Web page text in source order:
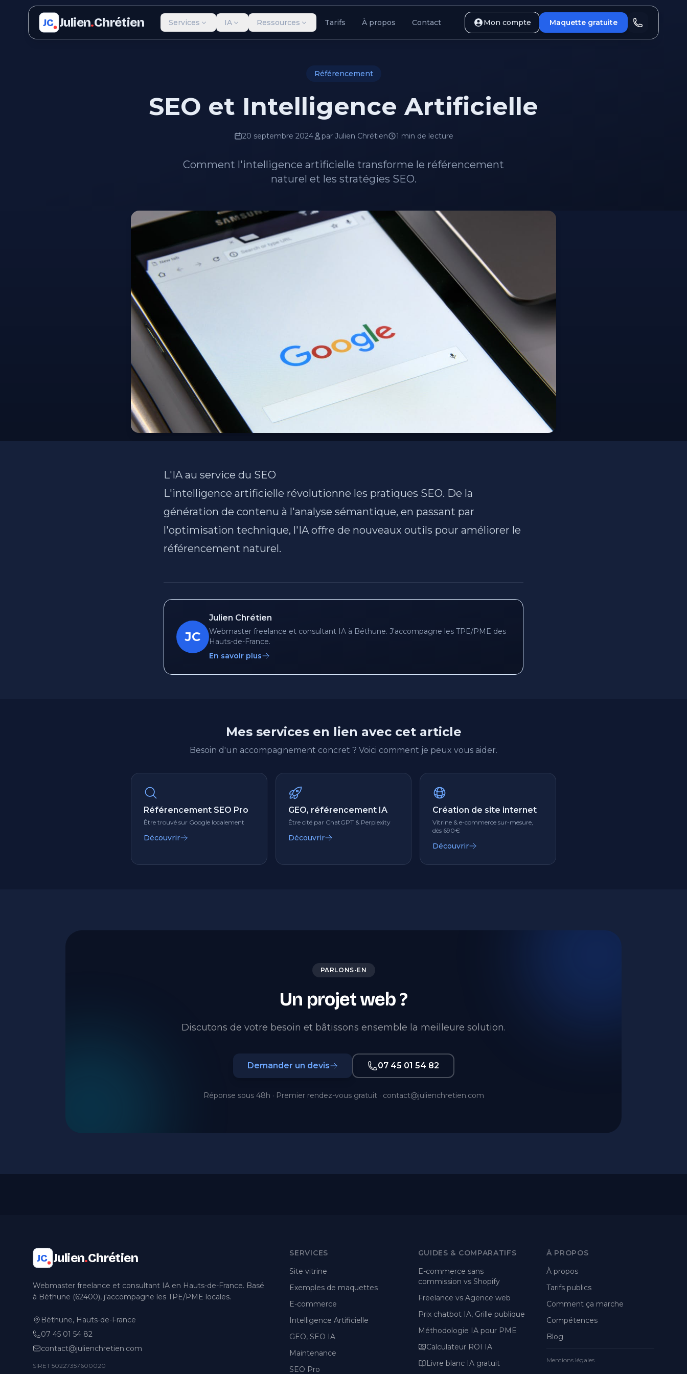
JC Julien.Chrétien Services IA Ressources Tarifs À propos Contact Mon compte Maquette gratuite
Référencement
SEO et Intelligence Artificielle
20 septembre 2024 par Julien Chrétien 1 min de lecture
Comment l'intelligence artificielle transforme le référencement
naturel et les stratégies SEO.
L'IA au service du SEO
L'intelligence artificielle révolutionne les pratiques SEO. De la
génération de contenu à l'analyse sémantique, en passant par
l'optimisation technique, l'IA offre de nouveaux outils pour améliorer le
référencement naturel.
JC
Julien Chrétien
Webmaster freelance et consultant IA à Béthune. J'accompagne les TPE/PME des
Hauts-de-France.
En savoir plus
Mes services en lien avec cet article
Besoin d'un accompagnement concret ? Voici comment je peux vous aider.
Référencement SEO Pro
Être trouvé sur Google localement
Découvrir
GEO, référencement IA
Être cité par ChatGPT & Perplexity
Découvrir
Création de site internet
Vitrine & e-commerce sur-mesure,
dès 690€
Découvrir
PARLONS-EN
Un projet web ?
Discutons de votre besoin et bâtissons ensemble la meilleure solution.
Demander un devis 07 45 01 54 82
Réponse sous 48h · Premier rendez-vous gratuit · contact@julienchretien.com
JC Julien.Chrétien
Webmaster freelance et consultant IA en Hauts-de-France. Basé
à Béthune (62400), j'accompagne les TPE/PME locales.
Béthune, Hauts-de-France
07 45 01 54 82
contact@julienchretien.com
SIRET 50227357600020
SERVICES
Site vitrine
Exemples de maquettes
E-commerce
Intelligence Artificielle
GEO, SEO IA
Maintenance
SEO Pro
GUIDES & COMPARATIFS
E-commerce sans
commission vs Shopify
Freelance vs Agence web
Prix chatbot IA, Grille publique
Méthodologie IA pour PME
Calculateur ROI IA
Livre blanc IA gratuit
À PROPOS
À propos
Tarifs publics
Comment ça marche
Compétences
Blog
Mentions légales